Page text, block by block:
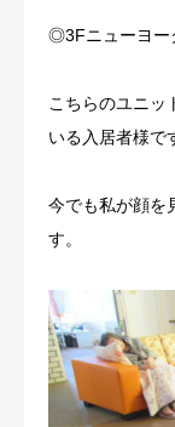
◎3Fニューヨー
こちらのユニッ
いる入居者様で
今でも私が顔を
す。